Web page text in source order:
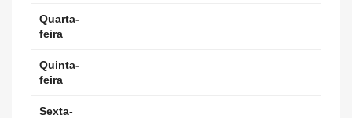
Quarta-
feira
Quinta-
feira
Sexta-